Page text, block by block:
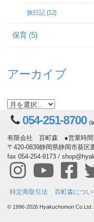
旅日記 (12)
保育 (5)
アーカイブ
054-251-8700（
有限会社 百町森 ●営業時間
〒420-0839静岡県静岡市葵
fax 054-254-9173 /
特定商取引法 百町森につい
© 1996-2026 Hyakuchomori Co.Ltd.